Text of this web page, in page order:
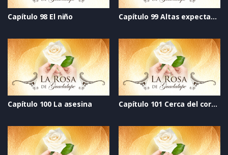
Capítulo 98 El niño Capítulo 99 Altas expectativas
Capítulo 100 La asesina Capítulo 101 Cerca del corazón